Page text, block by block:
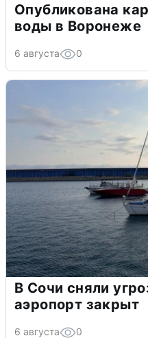
Опубликована
воды в Воронеже
6 августа 0
В Сочи сняли
аэропорт закрыт
6 августа 0